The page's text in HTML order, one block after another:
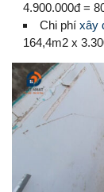
4.900.000đ =
Chi phí xây
164,4m2 x